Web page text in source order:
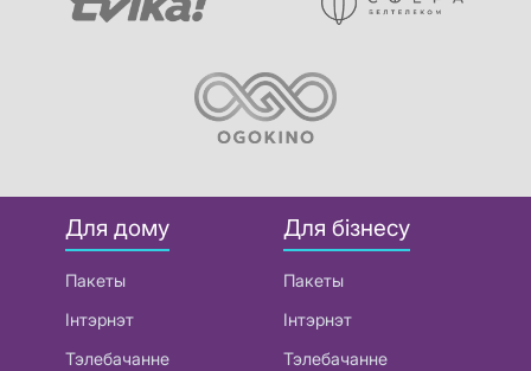
Для дому
Пакеты
Інтэрнэт
Тэлебачанне
Для бізнесу
Пакеты
Інтэрнэт
Тэлебачанне